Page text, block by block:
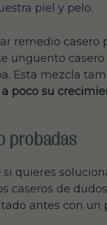
piel y pelo.
remedio casero
ungüento
Esta mezcla
poco su
probadas
si quieres
caseros de
antes con un